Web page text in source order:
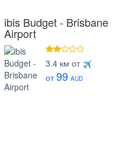
ibis Budget - Brisbane
Airport
2 звезды
3.4 км от
от99 AUD